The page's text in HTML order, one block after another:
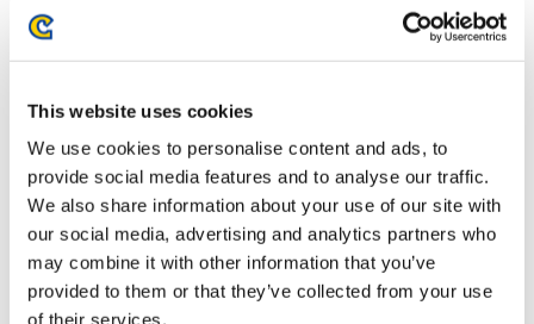
This website uses cookies
We use cookies to personalise content and ads, to
provide social media features and to analyse our traffic.
We also share information about your use of our site with
our social media, advertising and analytics partners who
may combine it with other information that you’ve
provided to them or that they’ve collected from your use
of their services.
モンスターハンター モンでふぉ サガラ刺繍キーホルダー ア
1,320円(税込)